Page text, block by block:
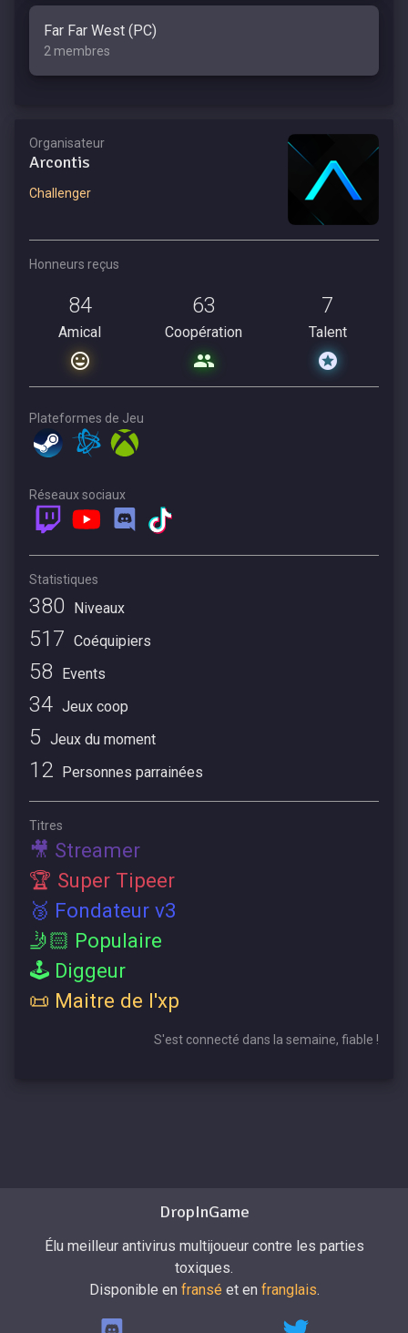
Far Far West (PC)
2 membres
Organisateur
Arcontis
Challenger
Honneurs reçus
84
Amical
63
Coopération
7
Talent
Plateformes de Jeu
Réseaux sociaux
Statistiques
380 Niveaux
517 Coéquipiers
58 Events
34 Jeux coop
5 Jeux du moment
12 Personnes parrainées
Titres
🎥 Streamer
🏆 Super Tipeer
🥉 Fondateur v3
🤳🏻 Populaire
🕹 Diggeur
📜 Maitre de l'xp
S'est connecté dans la semaine, fiable !
DropInGame
Élu meilleur antivirus multijoueur contre les parties
toxiques.
Disponible en fransé et en franglais.